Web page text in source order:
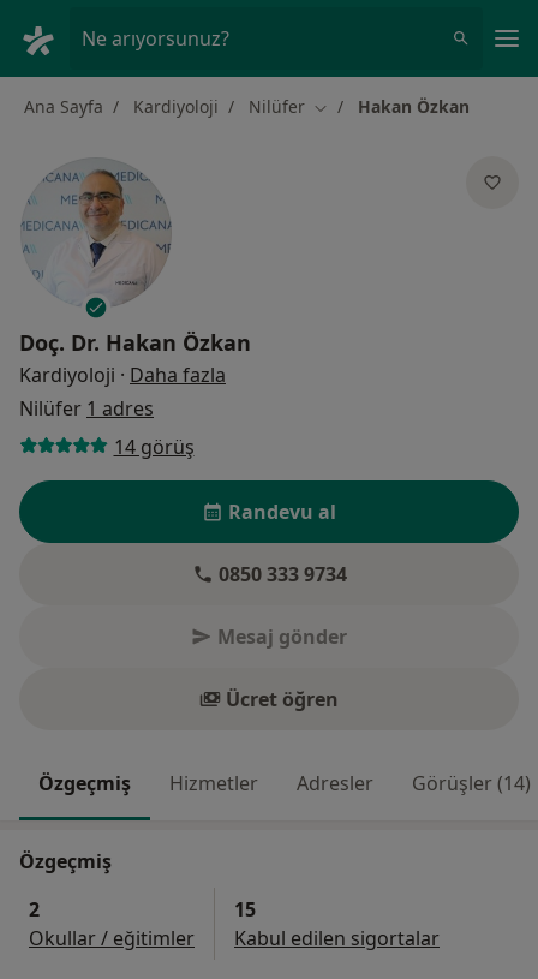
Ne arıyorsunuz?
Ana Sayfa Kardiyoloji Nilüfer Şehir değiştir
Hakan Özkan
Doç. Dr. Hakan Özkan
Kardiyoloji · Daha fazla
Nilüfer 1 adres
14 görüş
Randevu al
0850 333 9734
Mesaj gönder
Ücret öğren
Özgeçmiş Hizmetler Adresler Görüşler (14)
Özgeçmiş
2
Okullar / eğitimler
15
Kabul edilen sigortalar